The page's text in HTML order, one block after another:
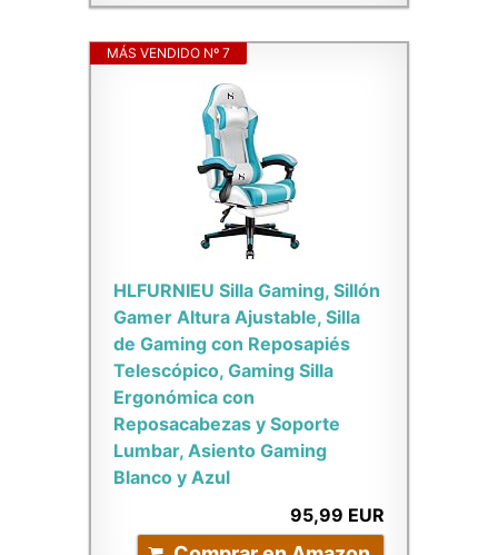
MÁS VENDIDO Nº 7
HLFURNIEU Silla Gaming, Sillón
Gamer Altura Ajustable, Silla
de Gaming con Reposapiés
Telescópico, Gaming Silla
Ergonómica con
Reposacabezas y Soporte
Lumbar, Asiento Gaming
Blanco y Azul
95,99 EUR